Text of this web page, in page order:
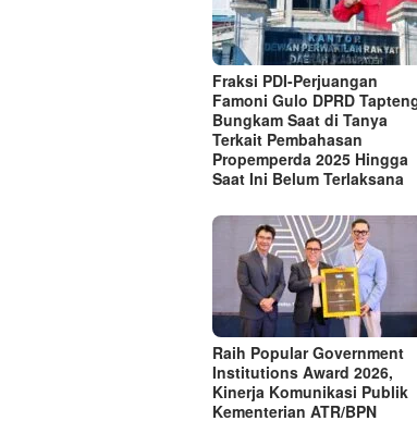
Fraksi PDI-Perjuangan
Famoni Gulo DPRD
Bungkam Saat di Tanya
Terkait Pembahasan
Propemperda 2025 Hingga
Saat Ini Belum Terlaksana
Raih Popular Government
Institutions Award 2026,
Kinerja Komunikasi Publik
Kementerian ATR/BPN